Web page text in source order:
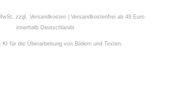
zzgl. Versandkosten | Versandkostenfrei ab 49 Euro
innerhalb Deutschlands
KI für die Überarbeitung von Bildern und Texten.